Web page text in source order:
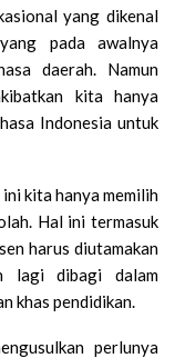
yang dikenal
pada awalnya
daerah. Namun
kita hanya
Indonesia untuk
kita hanya memilih
Hal ini termasuk
harus diutamakan
lagi dibagi dalam
khas pendidikan.
perlunya